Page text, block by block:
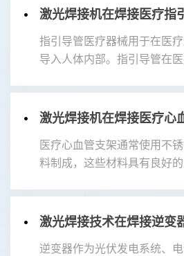
等多个...
激光焊接机在焊接医疗指
指引导管医疗器械用于在医
导入人体内部。指引导管在
焊接技术作为一种高精度、
医疗心血管支架通常使用不
料制成，这些材料具有良好
保支架的强度和稳定性。激
逆变器作为光伏发电系统、